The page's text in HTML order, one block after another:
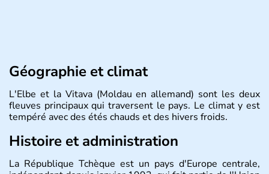
Géographie et climat
L'Elbe et la Vitava (Moldau en allemand) sont les deux
fleuves principaux qui traversent le pays. Le climat y est
tempéré avec des étés chauds et des hivers froids.
Histoire et administration
La République Tchèque est un pays d'Europe centrale,